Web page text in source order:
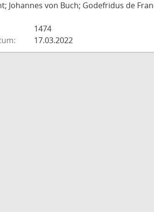
Johannes von Buch; Godefridus de
1474
17.03.2022